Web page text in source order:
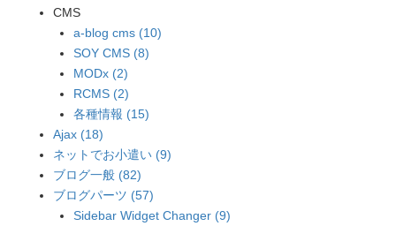
CMS
a-blog cms (10)
SOY CMS (8)
MODx (2)
RCMS (2)
各種情報 (15)
Ajax (18)
ネットでお小遣い (9)
ブログ一般 (82)
ブログパーツ (57)
Sidebar Widget Changer (9)